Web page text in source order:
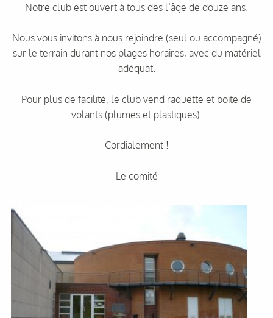
Notre club est ouvert à tous dès l’âge de douze ans.
Nous vous invitons à nous rejoindre (seul ou accompagné)
sur le terrain durant nos plages horaires, avec du matériel
adéquat.
Pour plus de facilité, le club vend raquette et boite de
volants (plumes et plastiques).
Cordialement !
Le comité